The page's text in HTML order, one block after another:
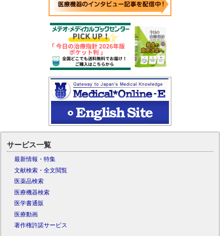
サービス一覧
最新情報・特集
文献検索・全文閲覧
医薬品検索
医療機器検索
医学書通販
医療動画
著作権許諾サービス